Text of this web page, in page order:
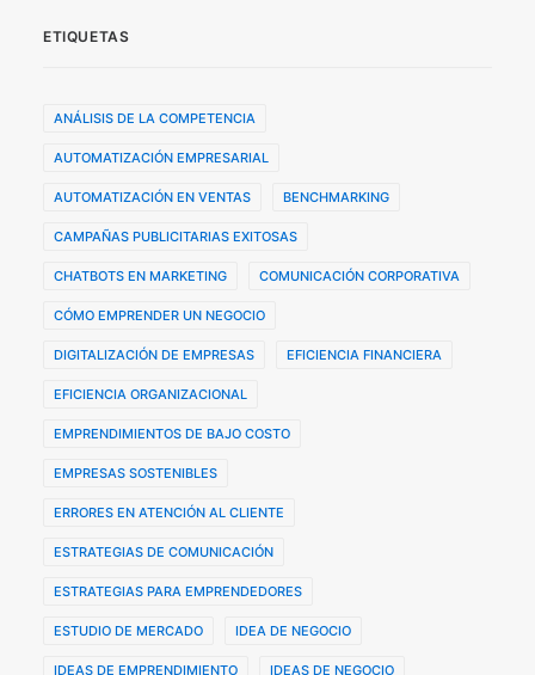
ETIQUETAS
ANÁLISIS DE LA COMPETENCIA
AUTOMATIZACIÓN EMPRESARIAL
AUTOMATIZACIÓN EN VENTAS BENCHMARKING
CAMPAÑAS PUBLICITARIAS EXITOSAS
CHATBOTS EN MARKETING COMUNICACIÓN CORPORATIVA
CÓMO EMPRENDER UN NEGOCIO
DIGITALIZACIÓN DE EMPRESAS EFICIENCIA FINANCIERA
EFICIENCIA ORGANIZACIONAL
EMPRENDIMIENTOS DE BAJO COSTO
EMPRESAS SOSTENIBLES
ERRORES EN ATENCIÓN AL CLIENTE
ESTRATEGIAS DE COMUNICACIÓN
ESTRATEGIAS PARA EMPRENDEDORES
ESTUDIO DE MERCADO IDEA DE NEGOCIO
IDEAS DE EMPRENDIMIENTO IDEAS DE NEGOCIO